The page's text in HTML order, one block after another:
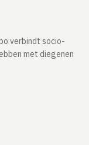
verbindt socio-
met diegenen